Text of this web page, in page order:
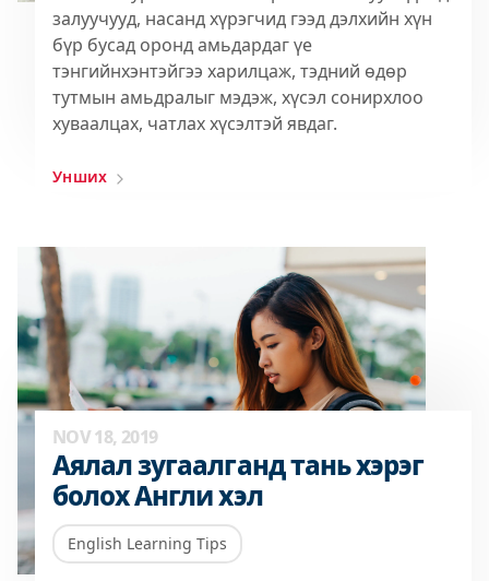
залуучууд, насанд хүрэгчид гээд дэлхийн хүн
бүр бусад оронд амьдардаг үе
тэнгийнхэнтэйгээ харилцаж, тэдний өдөр
тутмын амьдралыг мэдэж, хүсэл сонирхлоо
хуваалцах, чатлах хүсэлтэй явдаг.
Унших
NOV 18, 2019
Аялал зугаалганд тань хэрэг
болох Англи хэл
English Learning Tips